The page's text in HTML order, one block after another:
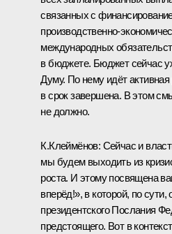
связанных с
производственно-
международных
в бюджете. Бюджет сейчас
Думу. По нему идёт
в срок завершена. В этом
не должно.
К.Клеймёнов: Сейчас и
мы будем выходить из
роста. И этому посвящена
вперёд!», в которой, по
президентского Послания
предстоящего. Вот в